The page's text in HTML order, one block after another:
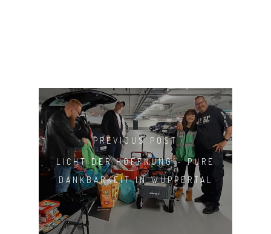
PREVIOUS POST
LICHT DER HOFFNUNG - PURE
DANKBARKEIT IN WUPPERTAL